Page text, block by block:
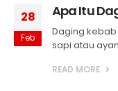
28
Feb
Apa Itu
Daging
sapi atau
READ MORE